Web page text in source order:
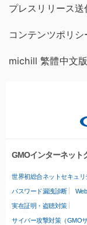
プレスリリース送
コンテンツポリシ
michill 繁體中文版
GMOインターネット
世界初総合ネットセキュリ
パスワード漏洩診断
実在証明・盗聴対策
サイバー攻撃対策（GMO